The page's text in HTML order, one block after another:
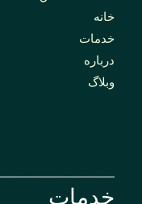
خانه
خدمات
درباره
وبلاگ
خدمات